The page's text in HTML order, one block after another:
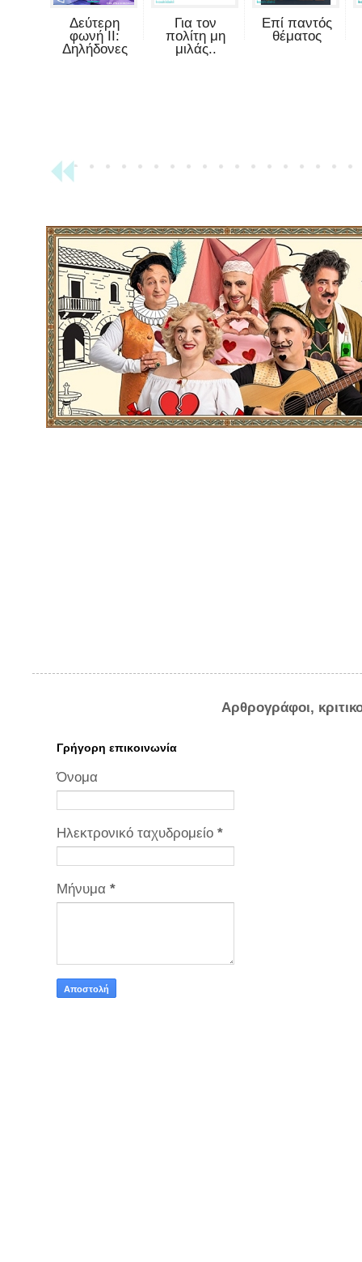
Δεύτερη
φωνή II:
Δηλήδονες
Για τον
πολίτη μη
μιλάς..
Επί παντός
θέματος
Αρθρογράφοι,
Γρήγορη επικοινωνία
Όνομα
Ηλεκτρονικό ταχυδρομείο *
Μήνυμα *